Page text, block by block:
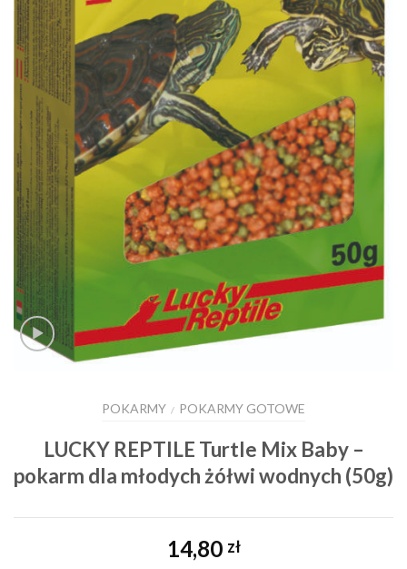
POKARMY / POKARMY GOTOWE
LUCKY REPTILE Turtle Mix Baby –
pokarm dla młodych żółwi wodnych (50g)
14,80 zł